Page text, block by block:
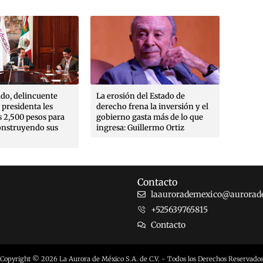
delincuente
les
2,500 pesos para
sus
La erosión del Estado de
derecho frena la inversión y el
gobierno gasta más de lo que
ingresa: Guillermo Ortiz
Contacto
+525639765815
Contacto
Copyright © 2026 La Aurora de México S.A. de C.V. - Todos los Derechos Reservados